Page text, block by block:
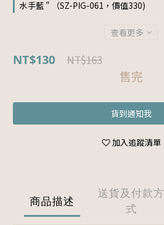
水手藍 " （SZ-PIG-061，價值330)
查看更多
NT$130 NT$163
售完
貨到通知我
加入追蹤清單
商品描述
送貨及付款方
式